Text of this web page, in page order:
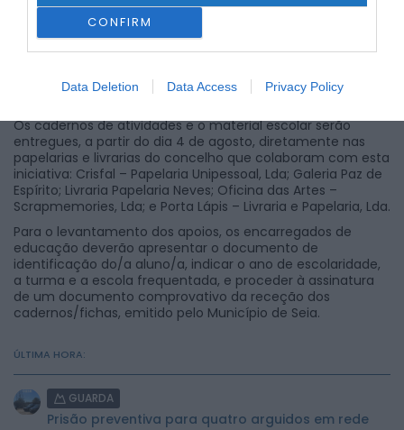
CONFIRM
Data Deletion Data Access Privacy Policy
Os cadernos de atividades e o material escolar serão
entregues, a partir do dia 4 de agosto, diretamente nas
papelarias e livrarias do concelho que colaboram com esta
iniciativa: Crisfal – Papelaria Unipessoal, Lda; Galeria Paz de
Espírito; Livraria Papelaria Neves; Oficina das Artes –
Scrapmemories, Lda; e Porta Lápis – Livraria e Papelaria, Lda.
Para o levantamento dos apoios, os encarregados de
educação deverão apresentar o documento de
identificação do/a aluno/a, indicar o ano de escolaridade,
a turma e a escola frequentada, e proceder à assinatura
de um documento comprovativo da receção dos
cadernos/fichas, emitido pelo Município de Seia.
ÚLTIMA HORA:
GUARDA
Prisão preventiva para quatro arguidos em rede